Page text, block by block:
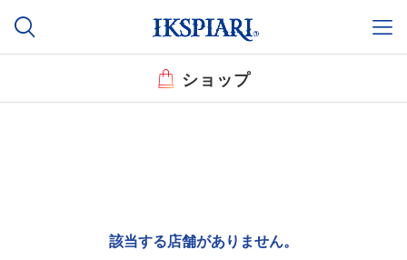
ショップ
該当する店舗がありません。